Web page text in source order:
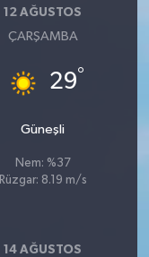
12 AĞUSTOS
ÇARŞAMBA
29°
Güneşli
Nem: %37
Rüzgar: 8.19 m/s
14 AĞUSTOS